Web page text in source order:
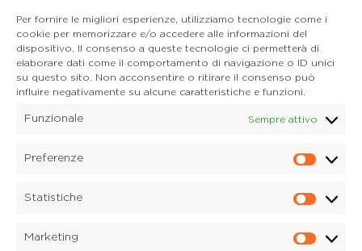
Per fornire le migliori esperienze, utilizziamo tecnologie come i
cookie per memorizzare e/o accedere alle informazioni del
dispositivo. Il consenso a queste tecnologie ci permetterà di
elaborare dati come il comportamento di navigazione o ID unici
su questo sito. Non acconsentire o ritirare il consenso può
influire negativamente su alcune caratteristiche e funzioni.
Funzionale Sempre attivo
Preferenze
Statistiche
Marketing
E-mail. auronzo@dolomitica.it
Cortina d'Ampezzo
32043 Cortina d'Ampezzo (BL)
Tel. 0436 4127
E-mail. pieve@dolomitica.it
S. Stefano di Cadore
32045 S. Stefano di Cadore - Comelico (BL)
32040 Candide di Comelico Superiore (BL)